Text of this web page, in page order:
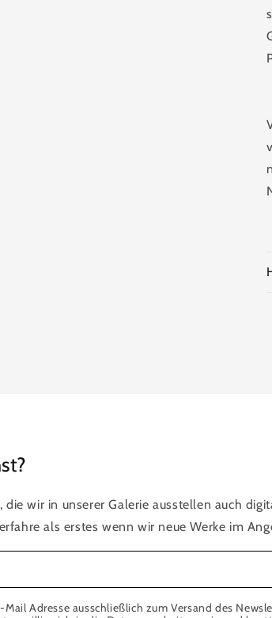
die wir in unserer Galerie ausstellen auch
als erstes wenn wir neue Werke im
Mail Adresse ausschließlich zum Versand des